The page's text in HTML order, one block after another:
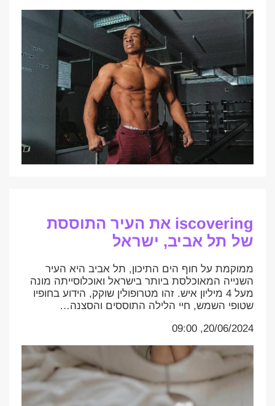
iscovering את העיר התוססת
של תל אביב, ישראל
ממוקמת על חוף הים התיכון, תל אביב היא העיר
השנייה המאוכלסת ביותר בישראל ואוכלוסייתה מונה
מעל 4 מיליון איש. זהו מטרופולין שוקק, הידוע בחופיו
שטופי השמש, חיי הלילה התוססים והסצנה…
20/06/2024, 09:00